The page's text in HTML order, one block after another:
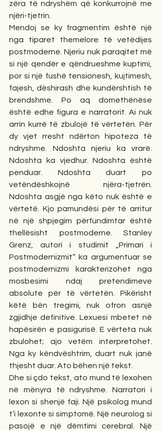
zëra të ndryshëm që konkurrojnë me
njëri-tjetrin.
Mendoj se ky fragmentim është një
nga tiparet themelore të vetëdijes
postmoderne. Njeriu nuk paraqitet më
si një qendër e qëndrueshme kuptimi,
por si një fushë tensionesh, kujtimesh,
fajesh, dëshirash dhe kundërshtish të
brendshme. Po aq domethënëse
është edhe figura e narratorit. Ai nuk
arrin kurrë të zbulojë të vërtetën. Për
dy vjet rresht ndërton hipoteza të
ndryshme. Ndoshta njeriu ka vrarë.
Ndoshta ka vjedhur. Ndoshta është
penduar. Ndoshta duart po
vetëndëshkojnë njëra-tjetrën.
Ndoshta asgjë nga këto nuk është e
vërtetë. Kjo pamundësi për të arritur
në një shpjegim përfundimtar është
thellësisht postmoderne. Stanley
Grenz, autori i studimit „Primari i
Postmodernizmit“ ka argumentuar se
postmodernizmi karakterizohet nga
mosbesimi ndaj pretendimeve
absolute për të vërtetën. Pikërisht
këtë bën tregimi, nuk ofron asnjë
zgjidhje definitive. Lexuesi mbetet në
hapësirën e pasigurisë. E vërteta nuk
zbulohet; ajo vetëm interpretohet.
Nga ky këndvështrim, duart nuk janë
thjesht duar. Ato bëhen një tekst.
Dhe si çdo tekst, ato mund të lexohen
në mënyra të ndryshme. Narratori i
lexon si shenjë faji. Një psikolog mund
t’i lexonte si simptomë. Një neurolog si
pasojë e një dëmtimi cerebral. Një